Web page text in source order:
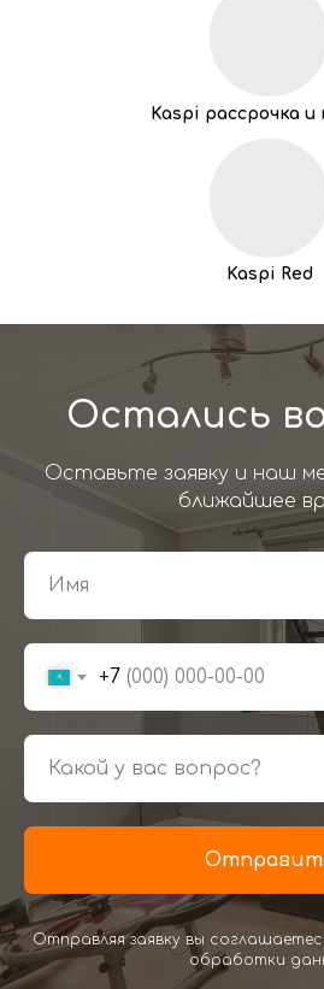
Kaspi рассрочка
Kaspi Red
Остались
Оставьте заявку и наш
ближайшее
+7
Отправляя заявку вы
обработки